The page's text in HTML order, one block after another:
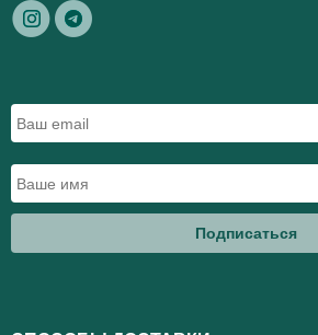
Подписаться